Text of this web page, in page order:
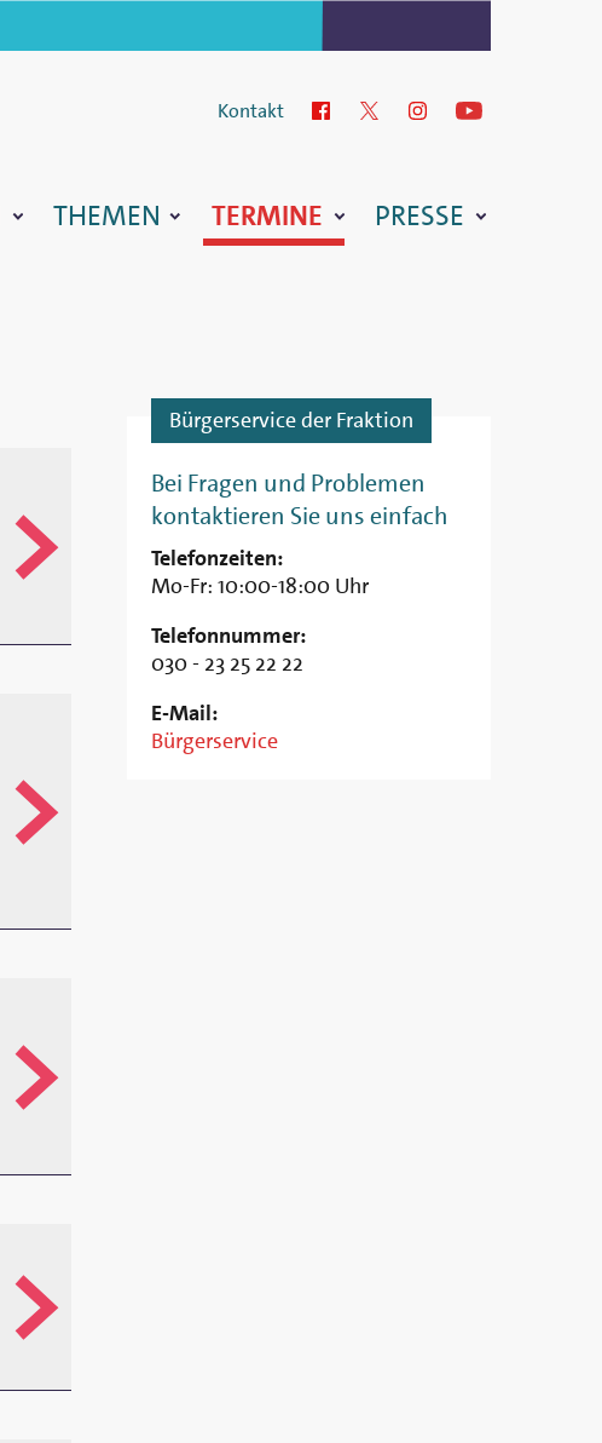
Kontakt FacebookTwitterInstagramYouTube
THEMEN TERMINE PRESSE
Bürgerservice der Fraktion
Bei Fragen und Problemen
kontaktieren Sie uns einfach
Telefonzeiten:
Mo-Fr: 10:00-18:00 Uhr
Telefonnummer:
030 - 23 25 22 22
E-Mail:
Bürgerservice